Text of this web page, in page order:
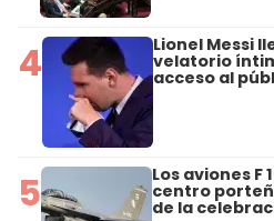
4 Lionel Messi
velatorio
acceso al
5 Los aviones F
centro
de la